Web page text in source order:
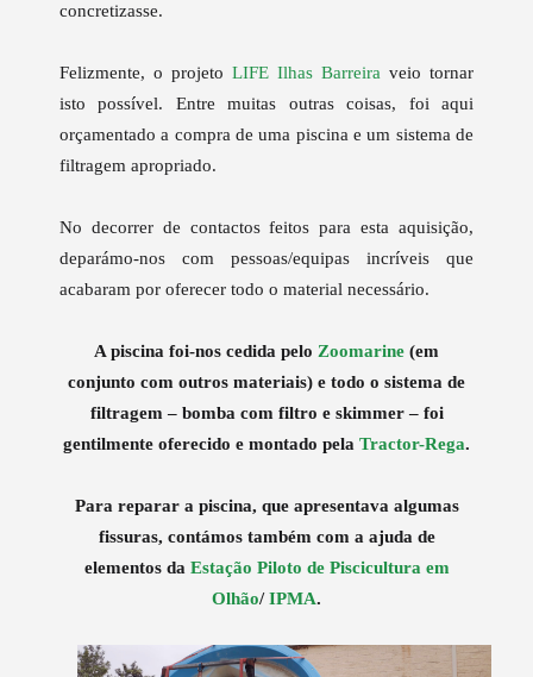
concretizasse.
Felizmente, o projeto LIFE Ilhas Barreira veio tornar
isto possível. Entre muitas outras coisas, foi aqui
orçamentado a compra de uma piscina e um sistema de
filtragem apropriado.
No decorrer de contactos feitos para esta aquisição,
deparámo-nos com pessoas/equipas incríveis que
acabaram por oferecer todo o material necessário.
A piscina foi-nos cedida pelo Zoomarine (em
conjunto com outros materiais) e todo o sistema de
filtragem – bomba com filtro e skimmer – foi
gentilmente oferecido e montado pela Tractor-Rega.
Para reparar a piscina, que apresentava algumas
fissuras, contámos também com a ajuda de
elementos da Estação Piloto de Piscicultura em
Olhão/IPMA.